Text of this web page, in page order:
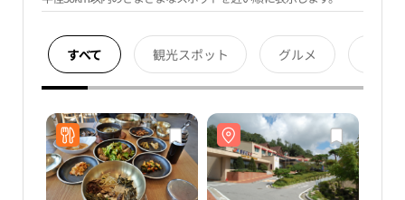
すべて 観光スポット グルメ